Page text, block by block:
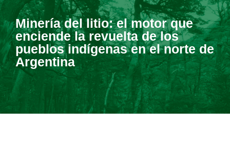
Minería del litio: el motor que
enciende la revuelta de los
pueblos indígenas en el norte de
Argentina